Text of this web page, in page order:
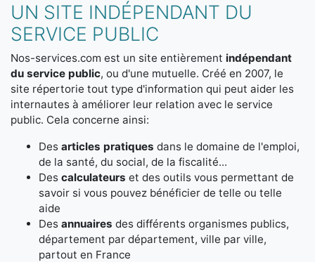
UN SITE INDÉPENDANT DU
SERVICE PUBLIC
Nos-services.com est un site entièrement indépendant
du service public, ou d'une mutuelle. Créé en 2007, le
site répertorie tout type d'information qui peut aider les
internautes à améliorer leur relation avec le service
public. Cela concerne ainsi:
Des articles pratiques dans le domaine de l'emploi,
de la santé, du social, de la fiscalité...
Des calculateurs et des outils vous permettant de
savoir si vous pouvez bénéficier de telle ou telle
aide
Des annuaires des différents organismes publics,
département par département, ville par ville,
partout en France